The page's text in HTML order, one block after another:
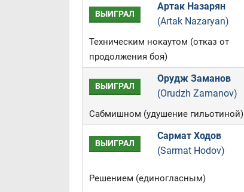
ВЫИГРАЛ
Артак Назарян
(Artak Nazaryan)
Техническим нокаутом (отказ от
продолжения боя)
ВЫИГРАЛ
Орудж Заманов
(Orudzh Zamanov)
Сабмишном (удушение гильотиной)
ВЫИГРАЛ
Сармат Ходов
(Sarmat Hodov)
Решением (единогласным)